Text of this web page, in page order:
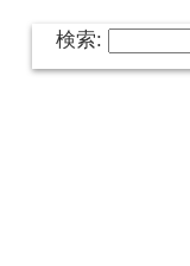
検索: